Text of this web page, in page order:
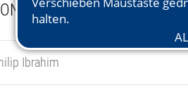
Ibrahim